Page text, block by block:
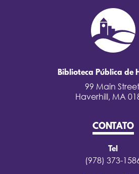
Biblioteca Pública de
99 Main
Haverhill, MA
CONTATO
Tel
(978) 373-